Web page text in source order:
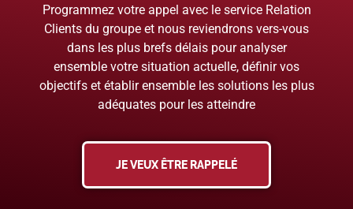
Programmez votre appel avec le service Relation
Clients du groupe et nous reviendrons vers-vous
dans les plus brefs délais pour analyser
ensemble votre situation actuelle, définir vos
objectifs et établir ensemble les solutions les plus
adéquates pour les atteindre
JE VEUX ÊTRE RAPPELÉ